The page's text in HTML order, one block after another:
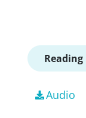
Reading
Audio